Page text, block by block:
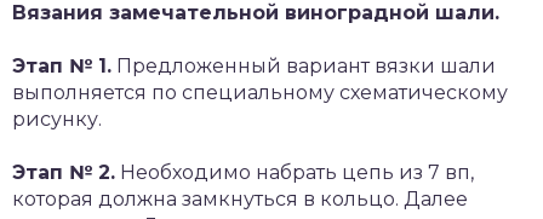
Вязания замечательной виноградной шали.
Этап № 1. Предложенный вариант вязки шали
выполняется по специальному схематическому
рисунку.
Этап № 2. Необходимо набрать цепь из 7 вп,
которая должна замкнуться в кольцо. Далее